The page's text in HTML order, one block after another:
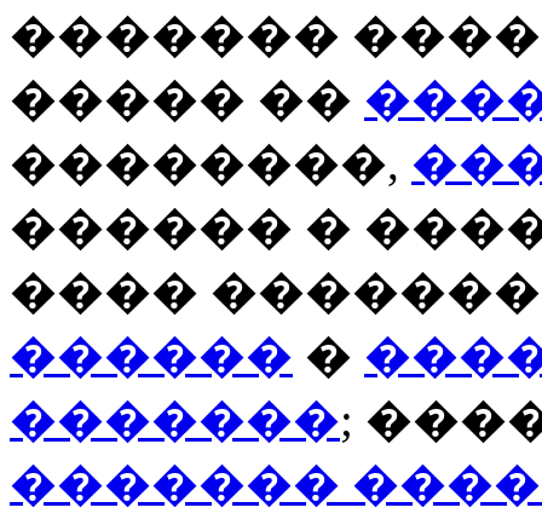
�������
����� ��
��������,
������ �
����
������ �
�������;
�������